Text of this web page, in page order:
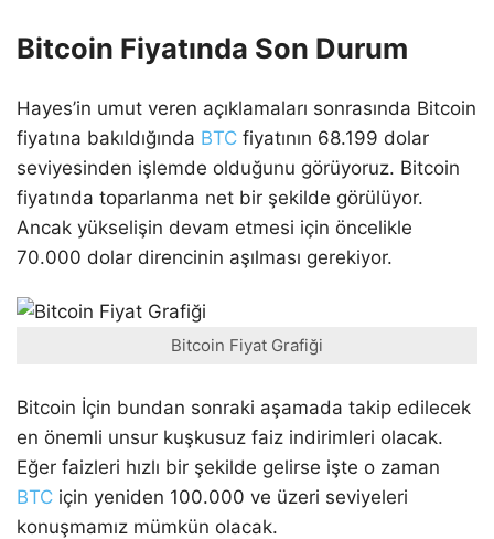
Bitcoin Fiyatında Son Durum
Hayes’in umut veren açıklamaları sonrasında Bitcoin
fiyatına bakıldığında BTC fiyatının 68.199 dolar
seviyesinden işlemde olduğunu görüyoruz. Bitcoin
fiyatında toparlanma net bir şekilde görülüyor.
Ancak yükselişin devam etmesi için öncelikle
70.000 dolar direncinin aşılması gerekiyor.
Bitcoin Fiyat Grafiği
Bitcoin İçin bundan sonraki aşamada takip edilecek
en önemli unsur kuşkusuz faiz indirimleri olacak.
Eğer faizleri hızlı bir şekilde gelirse işte o zaman
BTC için yeniden 100.000 ve üzeri seviyeleri
konuşmamız mümkün olacak.